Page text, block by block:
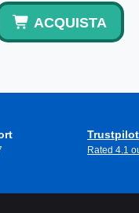
ACQUISTA
Trustpilot
Rated 4.1